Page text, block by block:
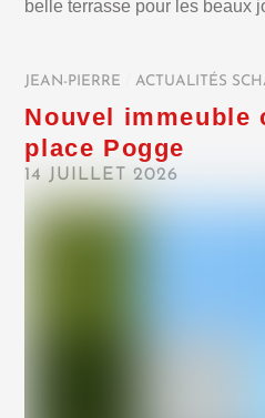
belle terrasse pour les beaux
JEAN-PIERRE ACTUALITÉS
Nouvel immeuble
place Pogge
14 JUILLET 2026